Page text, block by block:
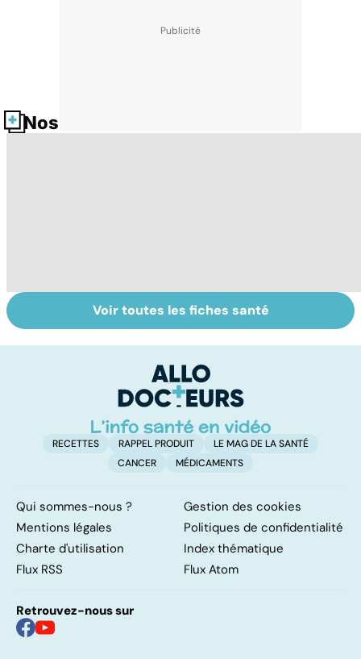
Nos fiches santé
Narcolepsie : des
crises de
Maladie de
Huntington : une
neurologique
incurable
Voir toutes les fiches santé
RECETTES RAPPEL PRODUIT
LE MAG DE LA SANTÉ
CANCER
MÉDICAMENTS
Qui sommes-nous ?
Gestion des cookies
Mentions légales
Politiques de confidentialité
Charte d'utilisation
Index thématique
Flux RSS
Flux Atom
Retrouvez-nous sur